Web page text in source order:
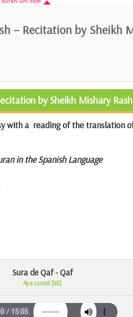
– Recitation by Sheikh
by Sheikh Mishary
with a reading of the translation
in the Spanish Language
Sura de Qaf - Qaf
Aya count [45]